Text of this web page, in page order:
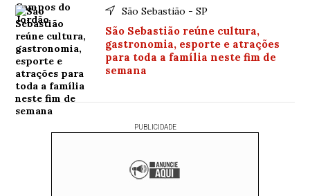
São Sebastião - SP
São Sebastião reúne cultura,
gastronomia, esporte e atrações
para toda a família neste fim de
semana
PUBLICIDADE